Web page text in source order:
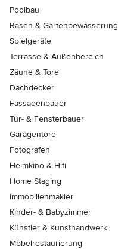
Poolbau
Rasen & Gartenbewässerung
Spielgeräte
Terrasse & Außenbereich
Zäune & Tore
Dachdecker
Fassadenbauer
Tür- & Fensterbauer
Garagentore
Fotografen
Heimkino & Hifi
Home Staging
Immobilienmakler
Kinder- & Babyzimmer
Künstler & Kunsthandwerk
Möbelrestaurierung